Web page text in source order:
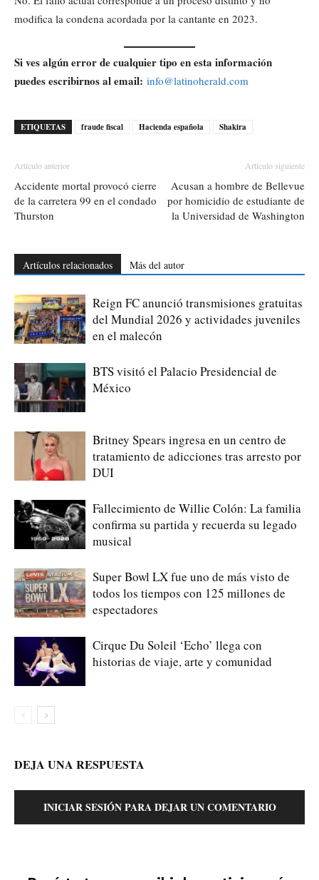
modifica la condena acordada por la cantante en 2023.
Si ves algún error de cualquier tipo en esta información
puedes escribirnos al email: info@latinoherald.com
ETIQUETAS fraude fiscal Hacienda española Shakira
Artículo anterior
Accidente mortal provocó cierre
de la carretera 99 en el condado
Thurston
Artículo siguiente
Acusan a hombre de Bellevue
por homicidio de estudiante de
la Universidad de Washington
Artículos relacionados Más del autor
Reign FC anunció transmisiones gratuitas
del Mundial 2026 y actividades juveniles
en el malecón
BTS visitó el Palacio Presidencial de
México
Britney Spears ingresa en un centro de
tratamiento de adicciones tras arresto por
DUI
Fallecimiento de Willie Colón: La familia
confirma su partida y recuerda su legado
musical
Super Bowl LX fue uno de más visto de
todos los tiempos con 125 millones de
espectadores
Cirque Du Soleil ‘Echo’ llega con
historias de viaje, arte y comunidad
DEJA UNA RESPUESTA
INICIAR SESIÓN PARA DEJAR UN COMENTARIO